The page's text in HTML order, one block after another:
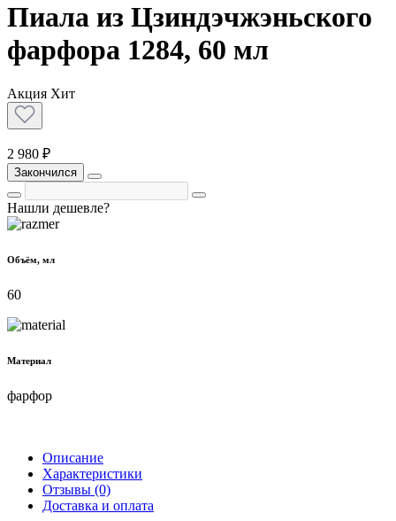
Пиала из Цзиндэчжэньского
фарфора 1284, 60 мл
Акция Хит
2 980 ₽
Закончился
Нашли дешевле?
Объём, мл
60
Материал
фарфор
Описание
Характеристики
Отзывы (0)
Доставка и оплата